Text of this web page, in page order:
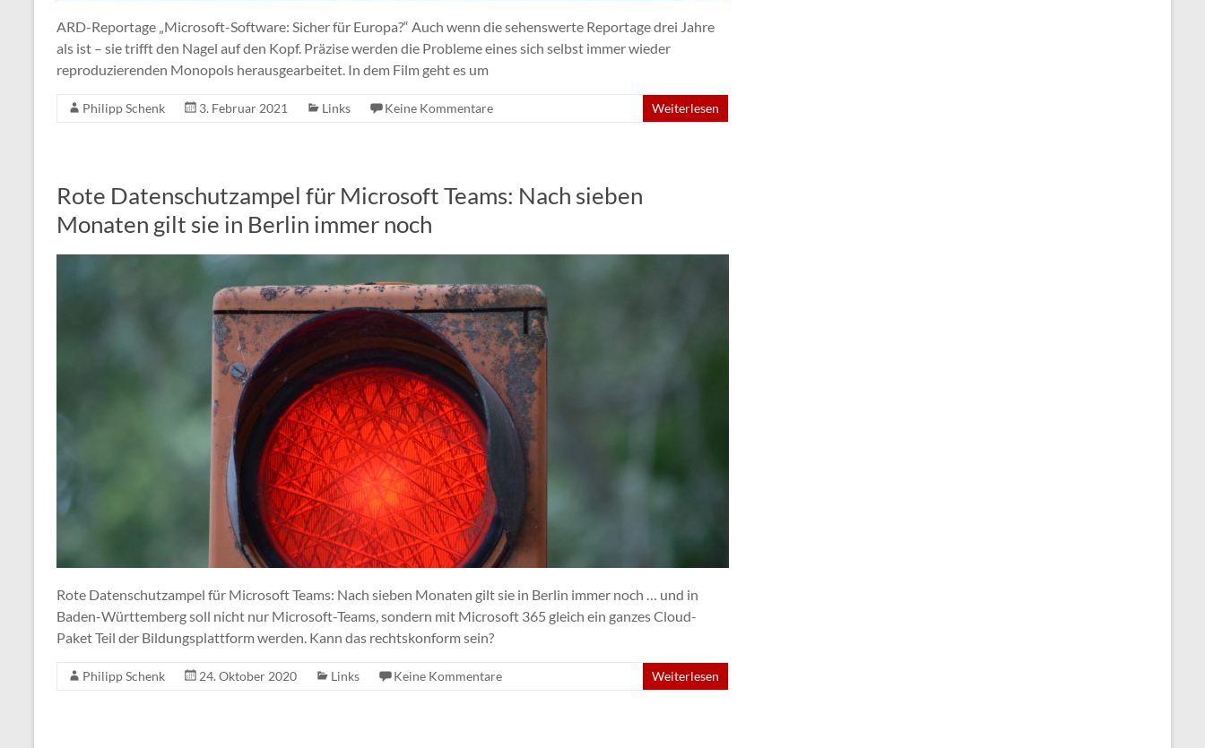
ARD-Reportage „Microsoft-Software: Sicher für Europa?“ Auch wenn die sehenswerte Reportage drei Jahre
als ist – sie trifft den Nagel auf den Kopf. Präzise werden die Probleme eines sich selbst immer wieder
reproduzierenden Monopols herausgearbeitet. In dem Film geht es um
Philipp Schenk 3. Februar 2021 Links Keine Kommentare Weiterlesen
Rote Datenschutzampel für Microsoft Teams: Nach sieben
Monaten gilt sie in Berlin immer noch
Rote Datenschutzampel für Microsoft Teams: Nach sieben Monaten gilt sie in Berlin immer noch … und in
Baden-Württemberg soll nicht nur Microsoft-Teams, sondern mit Microsoft 365 gleich ein ganzes Cloud-
Paket Teil der Bildungsplattform werden. Kann das rechtskonform sein?
Philipp Schenk 24. Oktober 2020 Links Keine Kommentare Weiterlesen